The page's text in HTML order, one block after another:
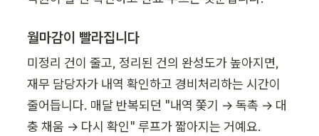
월마감이 빨라집니다
미정리 건이 줄고, 정리된 건의 완성도가 높아지면,
재무 담당자가 내역 확인하고 경비처리하는 시간이
줄어듭니다. 매달 반복되던 "내역 쫓기 → 독촉 → 대
충 채움 → 다시 확인" 루프가 짧아지는 거예요.